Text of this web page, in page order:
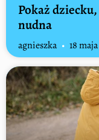
Pokaż
nudna
agnieszka 18